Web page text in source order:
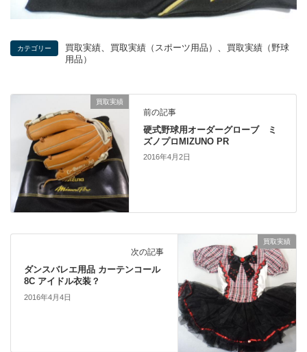
カテゴリー 買取実績 買取実績（スポーツ用品）
買取実績（野球
用品）
買取実績
前の記事
硬式野球用オーダーグローブ ミ
ズノプロMIZUNO PR
2016年4月2日
買取実績
次の記事
ダンスバレエ用品 カーテンコール
8C アイドル衣装？
2016年4月4日